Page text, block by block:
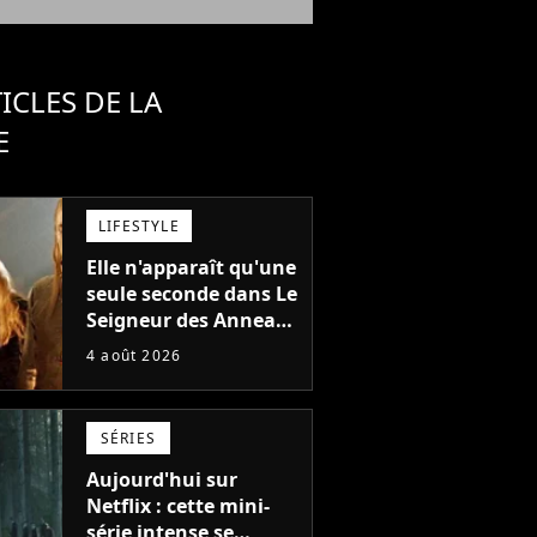
DE LA
LIFESTYLE
Elle n'apparaît qu'une
seule seconde dans Le
Seigneur des Anneaux
: avez-vous reconnu
cinéma dans la saga ?
4 août 2026
SÉRIES
Aujourd'hui sur
Netflix : cette mini-